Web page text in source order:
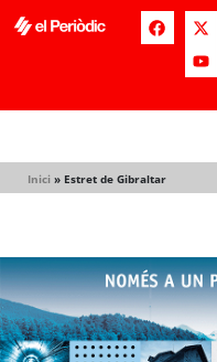
Inici » Estret de Gibraltar